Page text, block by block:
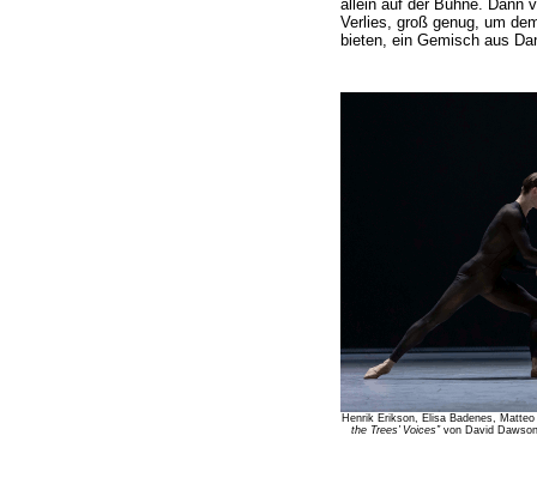
allein auf der Bühne. Dann
Verlies, groß genug, um
bieten, ein Gemisch aus
Henrik Erikson, Elisa Badenes,
the Trees’ Voices”von David